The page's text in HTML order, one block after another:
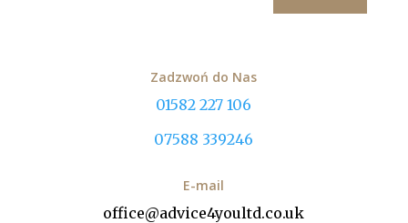
Zadzwoń do Nas
01582 227 106
07588 339246
E-mail
office@advice4youltd.co.uk